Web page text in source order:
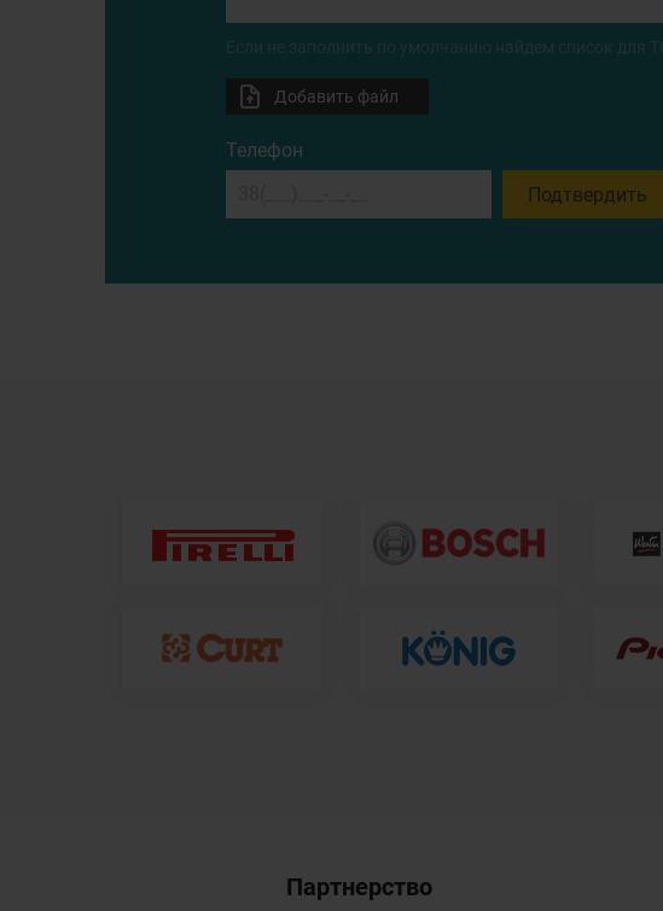
Если не заполнить по умолчанию найдем список для ТО
Добавить файл
Телефон
Подтвердить
Партнерство